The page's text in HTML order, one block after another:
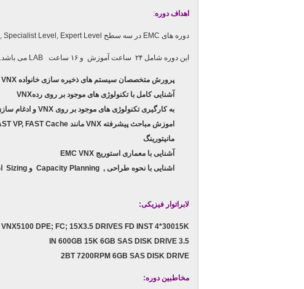
اهداف دوره:
دوره های EMC در سه سطح Specialist Level, Expert Level
این دوره شامل ۲۴ ساعت آموزش و ۱۶ ساعت LAB می باشد.
پرورش متخصصان سیستم های ذخیره سازی خانواده VNX
آشنایی کامل با تکنولوژی های موجود بر روی ردهVNX
به کارگیری تکنولوژی های موجود بر روی VNX و ادغام
اموزش مباحث پیشرفته VNX مانند VP, FAST Cache
مانیتورینگ
آشنایی با معماری استوریج EMC VNX
اشنایی با نحوه طراحی , Capacity Planning و Sizing
لابراتوار فیزیکی:
VNX5100 DPE; FC; 15X3.5 DRIVES FD INST 4*30015K
3.5 IN 600GB 15K 6GB SAS DISK DRIVE
2BT 7200RPM 6GB SAS DISK DRIVE
مخاطبین دوره: